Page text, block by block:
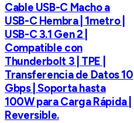
Cable USB-C Macho a
USB-C Hembra | 1metro |
USB-C 3.1 Gen 2 |
Compatible con
Thunderbolt 3 | TPE |
Transferencia de Datos 10
Gbps | Soporta hasta
100W para Carga Rápida |
Reversible.